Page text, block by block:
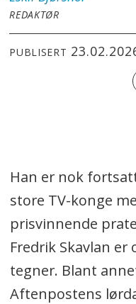
REDAKTØR
PUBLISERT
Han er nok
store TV-konge
prisvinnende
Fredrik Skavlan
tegner. Blant
Aftenpostens